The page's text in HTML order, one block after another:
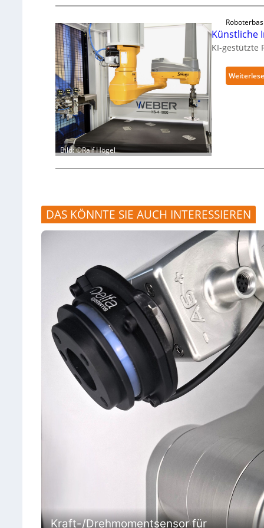
Bild: ©Ralf Högel
Künstliche
KI-gestützte
DAS KÖNNTE SIE AUCH INTERESSIEREN
Kraft-/Drehmomentsensor für